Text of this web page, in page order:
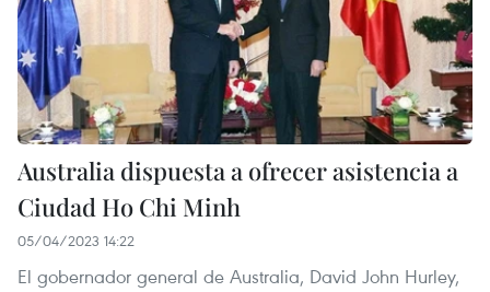
Australia dispuesta a ofrecer asistencia a
Ciudad Ho Chi Minh
05/04/2023 14:22
El gobernador general de Australia, David John Hurley,